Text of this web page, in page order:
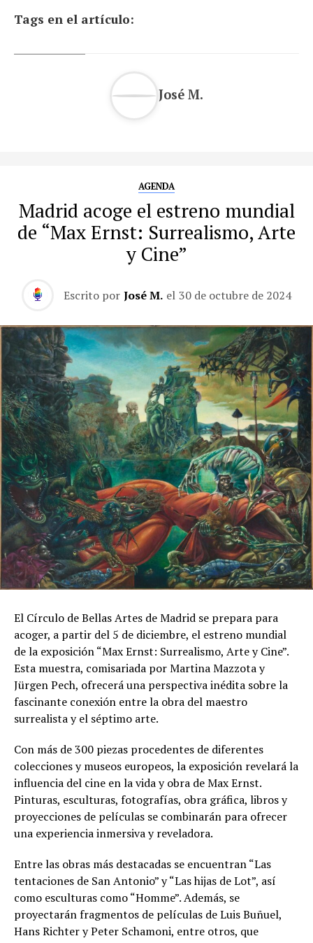
Tags en el artículo:
José M.
AGENDA
Madrid acoge el estreno mundial
de “Max Ernst: Surrealismo, Arte
y Cine”
Escrito por José M. el 30 de octubre de 2024
El Círculo de Bellas Artes de Madrid se prepara para
acoger, a partir del 5 de diciembre, el estreno mundial
de la exposición “Max Ernst: Surrealismo, Arte y Cine”.
Esta muestra, comisariada por Martina Mazzota y
Jürgen Pech, ofrecerá una perspectiva inédita sobre la
fascinante conexión entre la obra del maestro
surrealista y el séptimo arte.
Con más de 300 piezas procedentes de diferentes
colecciones y museos europeos, la exposición revelará la
influencia del cine en la vida y obra de Max Ernst.
Pinturas, esculturas, fotografías, obra gráfica, libros y
proyecciones de películas se combinarán para ofrecer
una experiencia inmersiva y reveladora.
Entre las obras más destacadas se encuentran “Las
tentaciones de San Antonio” y “Las hijas de Lot”, así
como esculturas como “Homme”. Además, se
proyectarán fragmentos de películas de Luis Buñuel,
Hans Richter y Peter Schamoni, entre otros, que